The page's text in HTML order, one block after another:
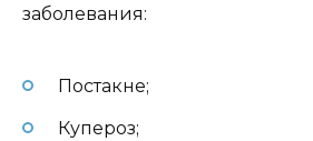
заболевания:
Постакне;
Купероз;